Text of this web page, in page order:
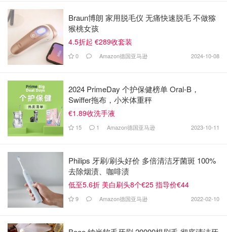
Braun博朗 家用脱毛仪 无痛快速脱毛 不做猕
猴桃女孩
4.5折起 €289收套装
0 Amazon德国亚马逊 2024-10-08
2024 PrimeDay 个护保健榜单 Oral-B，
Swiffer拖布，小米体重秤
€1.89收洗手液
15 1 Amazon德国亚马逊 2023-10-11
Philips 牙刷/刷头好价 多倍清洁牙菌斑 100%
去除烟渍、咖啡渍
低至5.6折 美白刷头8个€25 指导价€44
9 Amazon德国亚马逊 2022-02-10